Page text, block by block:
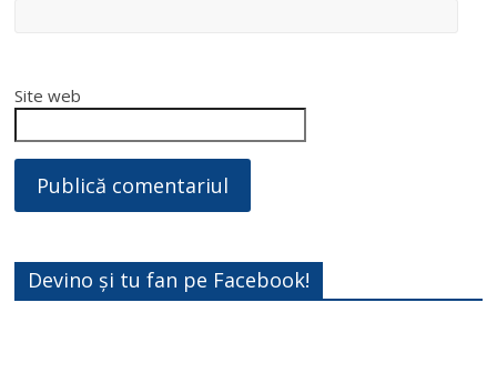
Site web
Devino și tu fan pe Facebook!